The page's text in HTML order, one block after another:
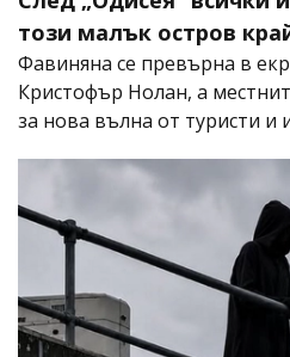
този малък остров
Фавиняна се превърна в
Кристофър Нолан, а
за нова вълна от туристи и